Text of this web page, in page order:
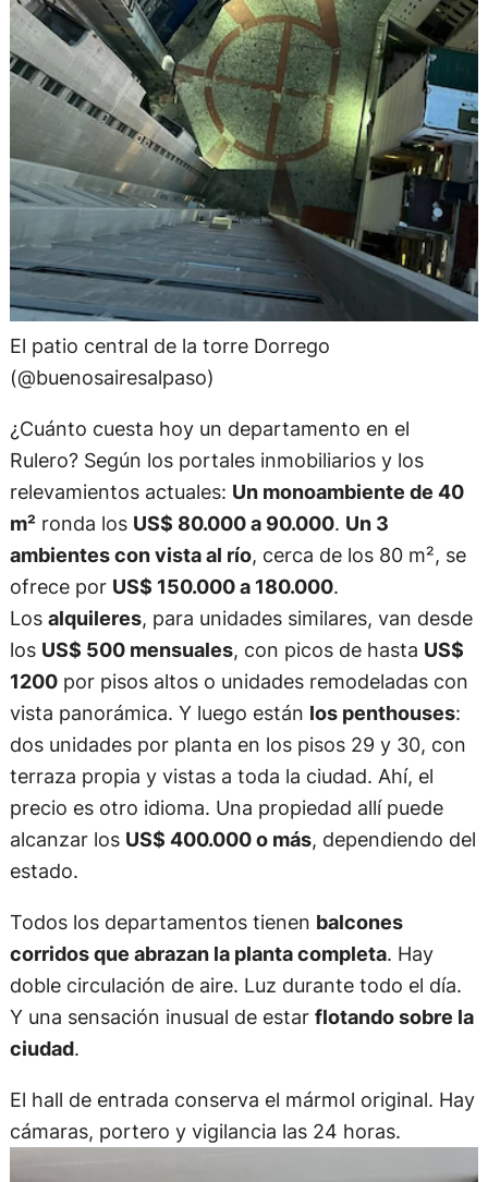
El patio central de la torre Dorrego
(@buenosairesalpaso)
¿Cuánto cuesta hoy un departamento en el
Rulero? Según los portales inmobiliarios y los
relevamientos actuales: Un monoambiente de 40
m² ronda los US$ 80.000 a 90.000. Un 3
ambientes con vista al río, cerca de los 80 m², se
ofrece por US$ 150.000 a 180.000.
Los alquileres, para unidades similares, van desde
los US$ 500 mensuales, con picos de hasta US$
1200por pisos altos o unidades remodeladas con
vista panorámica. Y luego están los penthouses:
dos unidades por planta en los pisos 29 y 30, con
terraza propia y vistas a toda la ciudad. Ahí, el
precio es otro idioma. Una propiedad allí puede
alcanzar los US$ 400.000 o más, dependiendo del
estado.
Todos los departamentos tienen balcones
corridos que abrazan la planta completa. Hay
doble circulación de aire. Luz durante todo el día.
Y una sensación inusual de estar flotando sobre la
ciudad.
El hall de entrada conserva el mármol original. Hay
cámaras, portero y vigilancia las 24 horas.